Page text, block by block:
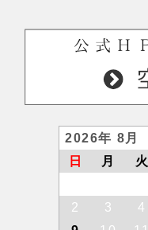
2026年 8月
日
月 火
2
3 4